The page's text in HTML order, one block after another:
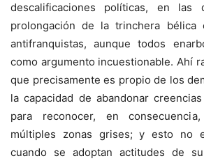
descalificaciones políticas, en
prolongación de la trinchera bélica
antifranquistas, aunque todos
como argumento incuestionable. Ahí
que precisamente es propio de los
la capacidad de abandonar
para reconocer, en
múltiples zonas grises; y esto no
cuando se adoptan actitudes de